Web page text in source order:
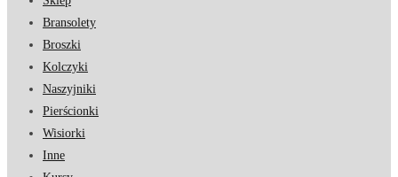
Bransolety
Broszki
Kolczyki
Naszyjniki
Pierścionki
Wisiorki
Inne